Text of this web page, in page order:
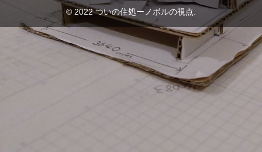
© 2022 ついの住処ーノボルの視点.